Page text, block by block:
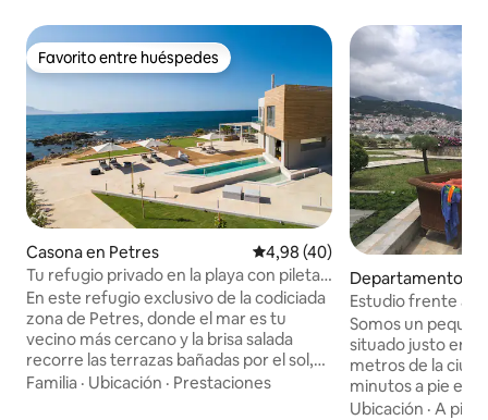
Favorito entre huéspedes
Favorito entre huéspedes
Casona en Petres Calificación promedio: 4,98 de
4,98 (40)
Tu refugio privado en la playa con pileta
climatizada
En este refugio exclusivo de la codiciada
zona de Petres, donde el mar es tu
vecino más cercano y la brisa salada
recorre las terrazas bañadas por el sol,
podrás disfrutar del estilo de vida
Familia · Ubicación · Prestaciones
Departamento en
Estudio frente al
9
Somos un
situado justo enfrente de la playa, a 700
metros de la ciudad de
minutos a pie en
junto al mar con luces
Ubicación ·A pie